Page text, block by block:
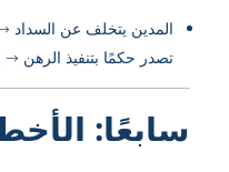
المدين يتخلف عن السداد
تصدر حكمًا بتنفيذ الرهن →
سابعًا: